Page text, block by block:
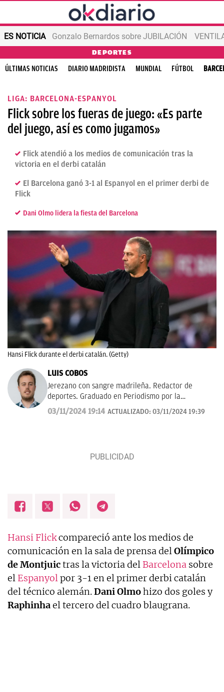
ES NOTICIA Gonzalo Bernardos sobre JUBILACIÓN
DEPORTES
ÚLTIMAS NOTICIAS DIARIO MADRIDISTA MUNDIAL FÚTBOL
LIGA: BARCELONA-ESPANYOL
Flick sobre los fueras de juego: «Es parte
del juego, así es como jugamos»
Flick atendió a los medios de comunicación tras la
victoria en el derbi catalán
El Barcelona ganó 3-1 al Espanyol en el primer derbi de
Flick
Dani Olmo lidera la fiesta del Barcelona
Hansi Flick durante el derbi catalán. (Getty)
LUIS COBOS
Jerezano con sangre madrileña. Redactor de
deportes. Graduado en Periodismo por la
Universidad Complutense de Madrid. Amor eterno
por la pelota.
03/11/2024 19:14 ACTUALIZADO: 03/11/2024 19:39
Hansi Flickcompareció ante los medios de
comunicación en la sala de prensa delOlímpico
de Montjuictras la victoria del Barcelona sobre
el Espanyolpor 3-1 en el primer derbi catalán
del técnico alemán.Dani Olmohizo dos goles y
Raphinhael tercero del cuadro blaugrana.